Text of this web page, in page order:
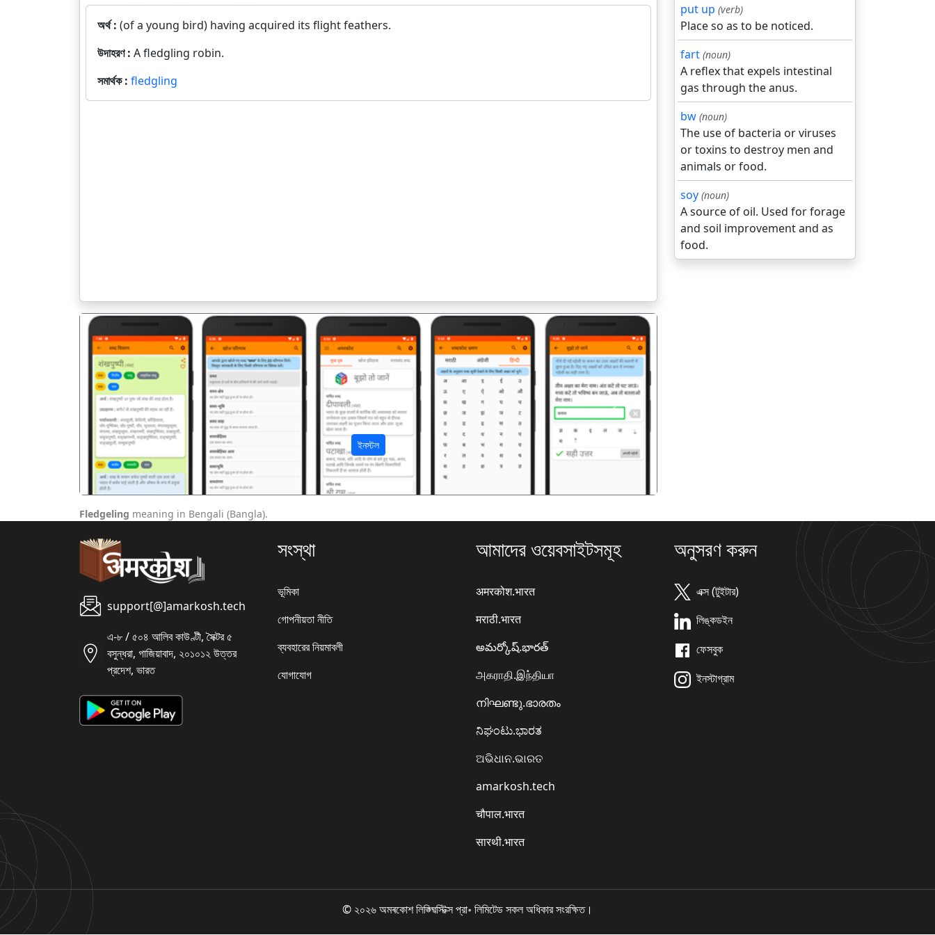
অর্থ : (of a young bird) having acquired its flight feathers.
উদাহরণ : A fledgling robin.
সমার্থক : fledgling
ইনস্টল
पिछला अगला
put up (verb)
Place so as to be noticed.
fart (noun)
A reflex that expels intestinal
gas through the anus.
bw (noun)
The use of bacteria or viruses
or toxins to destroy men and
animals or food.
soy (noun)
A source of oil. Used for forage
and soil improvement and as
food.
Fledgeling meaning in Bengali (Bangla).
support[@]amarkosh.tech
এ-৮ / ৫০৪ আলিব কাউণ্টী, সৈক্টর ৫
বসুন্ধরা, গাজিয়াবাদ, ২০১০১২ উত্তর
প্রদেশ, ভারত
সংস্থা
ভূমিকা
গোপনীয়তা নীতি
ব্যবহারের নিয়মাবলী
যোগাযোগ
আমাদের ওয়েবসাইটসমূহ
अमरकोश.भारत
मराठी.भारत
అమర్కోష్.భారత్
அகராதி.இந்தியா
നിഘണ്ടു.ഭാരതം
ನಿಘಂಟು.ಭಾರತ
ଅଭିଧାନ.ଭାରତ
amarkosh.tech
चौपाल.भारत
सारथी.भारत
অনুসরণ করুন
এক্স (টুইটার)
লিঙ্কডইন
ফেসবুক
ইনস্টাগ্রাম
© ২০২৬ অমৰকোশ লিঙ্গ্ৱিস্টিক্স প্রা॰ লিমিটেড সকল অধিকার সংরক্ষিত।